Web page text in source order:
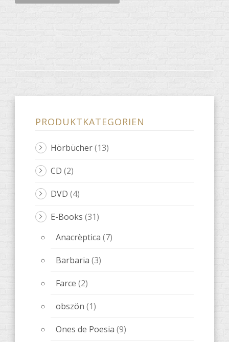
PRODUKTKATEGORIEN
Hörbücher(13)
CD (2)
DVD (4)
E-Books (31)
Anacrèptica (7)
Barbaria (3)
Farce (2)
obszön (1)
Ones de Poesia (9)